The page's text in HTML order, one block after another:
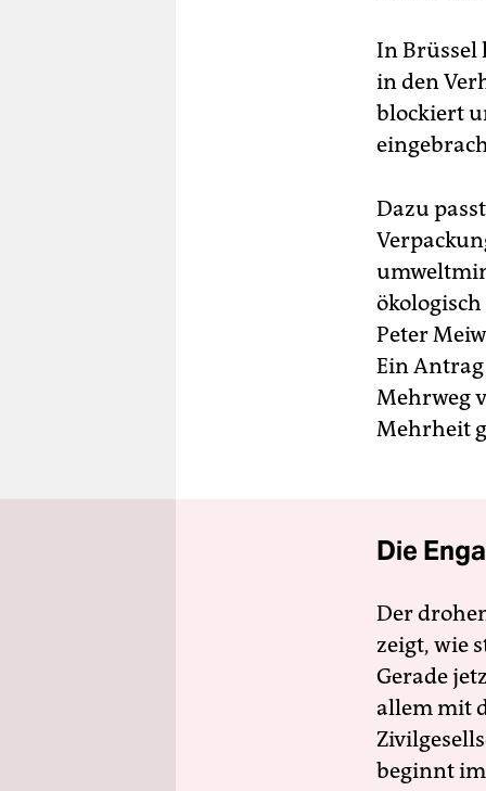
In Brüssel
in den
blockiert
Dazu
Peter
Ein
Mehrweg
Mehrheit
Die
Der
zeigt, wie
Gerade
allem mit
beginnt